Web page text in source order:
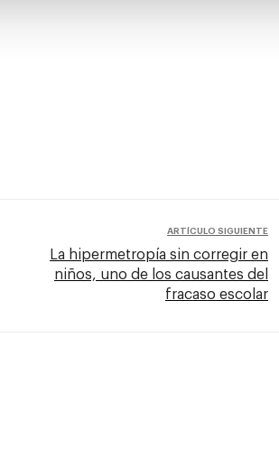
ARTÍCULO SIGUIENTE
La hipermetropía sin corregir en
niños, uno de los causantes del
fracaso escolar